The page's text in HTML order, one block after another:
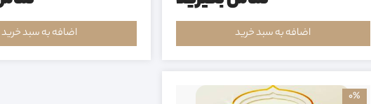
اضافه به سبد خرید اضافه به سبد خرید
0%